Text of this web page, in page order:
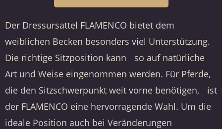
Der Dressursattel FLAMENCO bietet dem
weiblichen Becken besonders viel Unterstützung.
Die richtige Sitzposition kann so auf natürliche
Art und Weise eingenommen werden. Für Pferde,
die den Sitzschwerpunkt weit vorne benötigen, ist
der FLAMENCO eine hervorragende Wahl. Um die
ideale Position auch bei Veränderungen